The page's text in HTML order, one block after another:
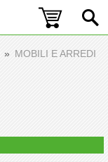
MOBILI E ARREDI